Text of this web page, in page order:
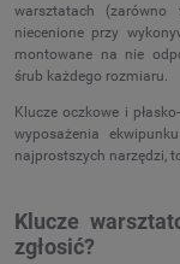
warsztatach
niecenione przy
montowane na nie
śrub każdego rozmiaru.
Klucze oczkowe i
wyposażenia
najprostszych narzędzi,
Klucze
zgłosić?